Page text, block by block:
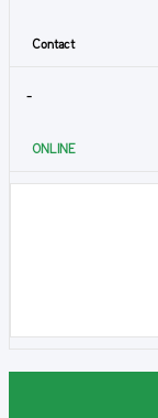
Contact
-
ONLINE